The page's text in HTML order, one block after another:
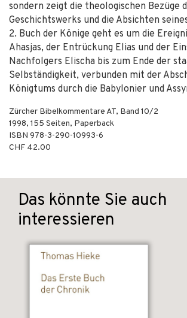
sondern zeigt die theologischen Bezüge
Geschichtswerks und die Absichten
2. Buch der Könige geht es um die
Ahasjas, der Entrückung Elias und der
Nachfolgers Elischa bis zum Ende der
Selbständigkeit, verbunden mit der
Königtums durch die Babylonier und
Zürcher Bibelkommentare AT, Band 10/2
1998, 155 Seiten, Paperback
ISBN 978-3-290-10993-6
CHF 42.00
Das könnte Sie auch
interessieren